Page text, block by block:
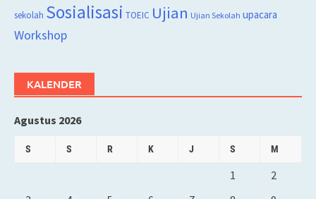
sekolah Sosialisasi TOEIC Ujian Ujian Sekolah upacara
Workshop
KALENDER
Agustus 2026
S S R K J S M
1
2